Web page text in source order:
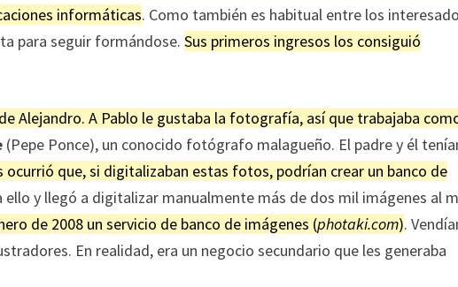
informáticas. Como también es habitual entre los
para seguir formándose.Sus primeros ingresos los consiguió
Alejandro. A Pablo le gustaba la fotografía, así que trabajaba
(Pepe Ponce), un conocido fotógrafo malagueño. El padre y él
ocurrió que, si digitalizaban estas fotos, podrían crear un banco de
ello y llegó a digitalizar manualmente más de dos mil imágenes al
de 2008 un servicio de banco de imágenes (photaki.com).
En realidad, era un negocio secundario que les generaba